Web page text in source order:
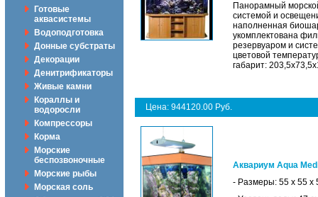
Готовые
аквасистемы
Водоподготовка
Донные субстраты
Декорации
Денитрификаторы
Живые камни
Кораллы и
водоросли
Компрессоры
Корма
Морские
беспозвоночные
Морские рыбы
Морская соль
Панорамный
системой и
наполненная
укомплектована
резервуаром и
цветовой
габарит:
Цена: 944120.00 Руб.
Аквариум Aqua
- Размеры: 55 х 55 х